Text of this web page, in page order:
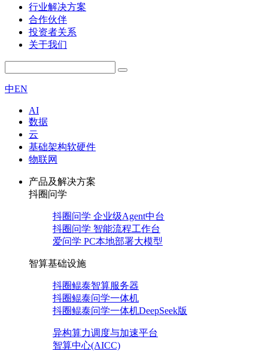
行业解决方案
合作伙伴
投资者关系
关于我们
中EN
AI
数据
云
基础架构软硬件
物联网
产品及解决方案
抖圈问学
抖圈问学 企业级Agent中台
抖圈问学 智能流程工作台
爱问学 PC本地部署大模型
智算基础设施
抖圈鲲泰智算服务器
抖圈鲲泰问学一体机
抖圈鲲泰问学一体机DeepSeek版
异构算力调度与加速平台
智算中心(AICC)